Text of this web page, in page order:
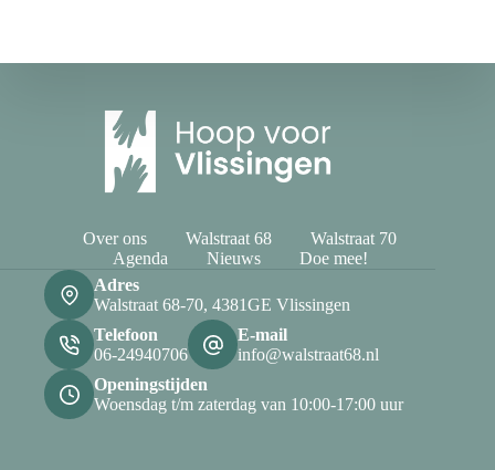
Over ons Walstraat 68
Walstraat 70
Agenda
Nieuws
Doe mee!
Adres
Walstraat 68-70, 4381GE Vlissingen
Telefoon
06-24940706
E-mail
info@walstraat68.nl
Openingstijden
Woensdag t/m zaterdag van 10:00-17:00 uur